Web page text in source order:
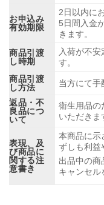
お申込み
有効期限
2日以内に
5日間入金
きます。
商品引渡
し時期
入荷が不
す。
商品引渡
し方法
当方にて手
返品・不
良品につ
いて
衛生用品の
いただきま
表現、及
び商品に
関する注
意書き
本商品に示
ずしも利益
出品中の商
キャンセル